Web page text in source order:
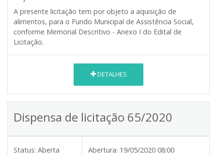
A presente licitação tem por objeto a aquisição de
alimentos, para o Fundo Municipal de Assistência Social,
conforme Memorial Descritivo - Anexo I do Edital de
Licitação.
DETALHES
Dispensa de licitação 65/2020
Status: Aberta Abertura: 19/05/2020 08:00